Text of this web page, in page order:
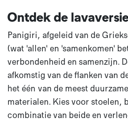
Ontdek de
Panigiri, afgeleid van de
(wat 'allen' en 'samenkomen'
verbondenheid en samenzijn.
afkomstig van de flanken van
het één van de meest
materialen. Kies voor stoelen,
combinatie van beide en